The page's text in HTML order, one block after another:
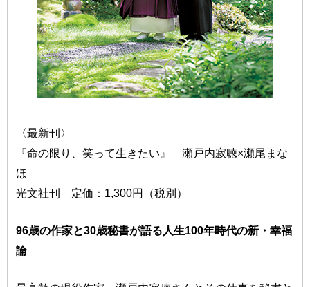
〈最新刊〉
『命の限り、笑って生きたい』 瀬戸内寂聴×瀬尾まな
ほ
光文社刊 定価：1,300円（税別）
96歳の作家と30歳秘書が語る人生100年時代の新・幸福
論